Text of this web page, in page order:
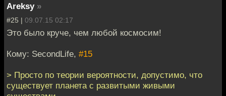
Areksy »
#25 | 09.07.15 02:17
Это было круче, чем любой космосим!
Кому: SecondLife, #15
> Просто по теории вероятности, допустимо, что
существует планета с развитыми живыми